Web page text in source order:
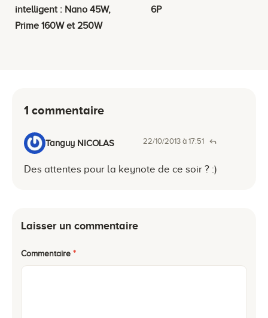
intelligent : Nano 45W,
Prime 160W et 250W
6P
1 commentaire
Tanguy NICOLAS 22/10/2013 à 17:51
Des attentes pour la keynote de ce soir ? :)
Laisser un commentaire
Commentaire *